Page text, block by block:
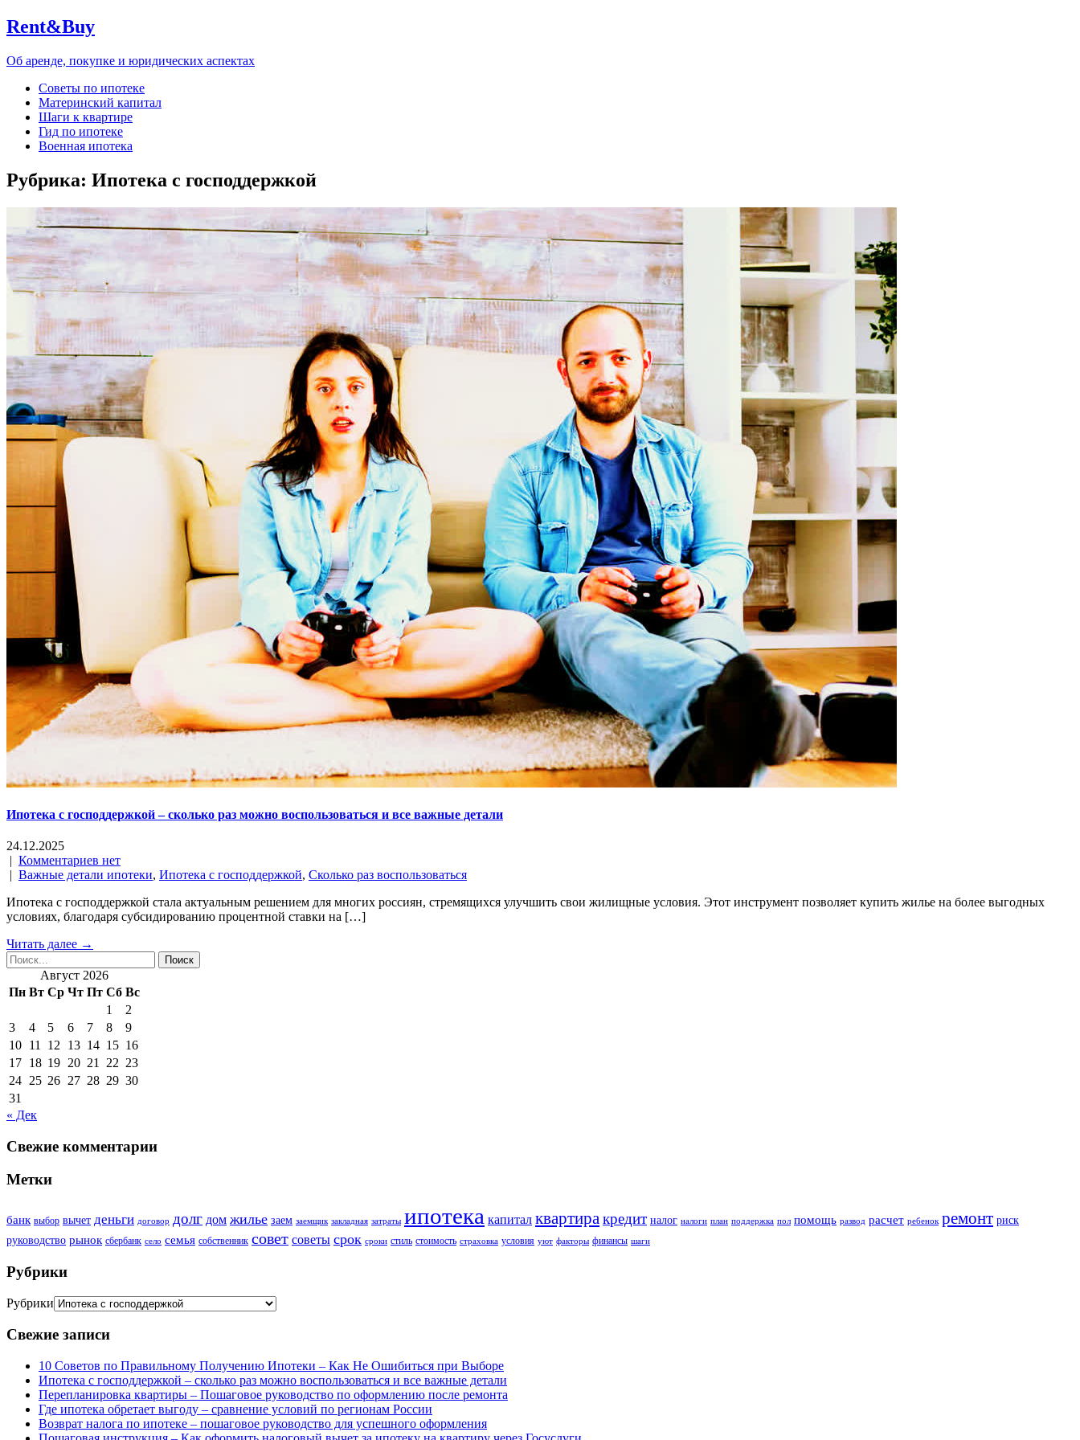
Rent&Buy
Об аренде, покупке и юридических аспектах
Советы по ипотеке
Материнский капитал
Шаги к квартире
Гид по ипотеке
Военная ипотека
Рубрика: Ипотека с господдержкой
Ипотека с господдержкой – сколько раз можно воспользоваться и все важные детали
24.12.2025
| Комментариев нет
| Важные детали ипотеки, Ипотека с господдержкой, Сколько раз воспользоваться
Ипотека с господдержкой стала актуальным решением для многих россиян, стремящихся улучшить свои жилищные условия. Этот инструмент позволяет купить жилье на более выгодных
условиях, благодаря субсидированию процентной ставки на […]
Читать далее →
Август 2026
Пн Вт Ср Чт Пт Сб Вс
1
2
3
4 5 6 7 8
9
10 11 12 13 14 15 16
17 18 19 20 21 22 23
24 25 26 27 28 29 30
31
« Дек
Свежие комментарии
Метки
банк выбор вычет деньги договор долг дом жилье заем заемщик закладная затраты ипотека капитал квартиракредит налог налоги план поддержка пол помощь развод расчет ребенок ремонт риск
руководство рынок сбербанк село семья собственник совет советы срок сроки стиль стоимость страховка условия уют факторы финансы шаги
Рубрики
Рубрики
Свежие записи
10 Советов по Правильному Получению Ипотеки – Как Не Ошибиться при Выборе
Ипотека с господдержкой – сколько раз можно воспользоваться и все важные детали
Перепланировка квартиры – Пошаговое руководство по оформлению после ремонта
Где ипотека обретает выгоду – сравнение условий по регионам России
Возврат налога по ипотеке – пошаговое руководство для успешного оформления